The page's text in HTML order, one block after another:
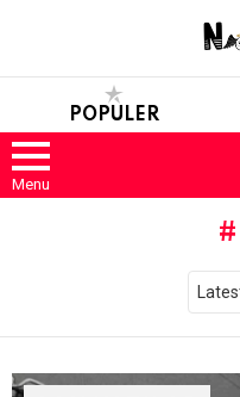
POPULER
Menu